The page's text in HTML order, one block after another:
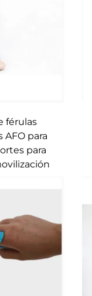
férulas
AFO para
para